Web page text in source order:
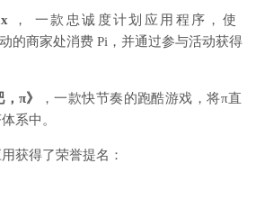
，
一款忠诚度计划应用程序，使
的商家处消费 Pi，并通过参与活动获得
π》
，一款快节奏的跑酷游戏，将π直
系中。
获得了荣誉提名：